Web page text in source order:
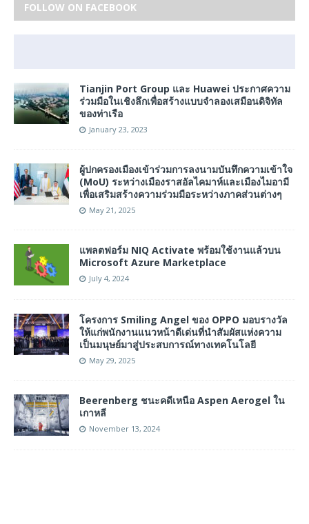
FOLLOW ON FACEBOOK
Tianjin Port Group และ Huawei ประกาศความ
ร่วมมือในเชิงลึกเพื่อสร้างแบบจำลองเสมือนดิจิทัล
ของท่าเรือ
January 23, 2023
ผู้ปกครองเมืองเข้าร่วมการลงนามบันทึกความเข้าใจ
(MoU) ระหว่างเมืองราสอัลไคมาห์และเมืองไมอามี
เพื่อเสริมสร้างความร่วมมือระหว่างภาคส่วนต่างๆ
May 21, 2025
แพลตฟอร์ม NIQ Activate พร้อมใช้งานแล้วบน
Microsoft Azure Marketplace
July 4, 2024
โครงการ Smiling Angel ของ OPPO มอบรางวัล
ให้แก่พนักงานแนวหน้าดีเด่นที่นำสัมผัสแห่งความ
เป็นมนุษย์มาสู่ประสบการณ์ทางเทคโนโลยี
May 29, 2025
Beerenberg ชนะคดีเหนือ Aspen Aerogel ใน
เกาหลี
November 13, 2024